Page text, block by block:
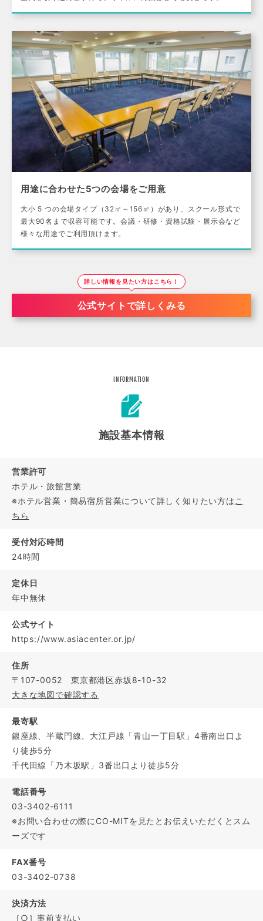
用途に合わせた5つの会場をご用意
大小 5 つの会場タイプ（32㎡～156㎡）があり、スクール形式で
最大90名まで収容可能です。会議・研修・資格試験・展示会など
様々な用途でご利用頂けます。
詳しい情報を見たい方はこちら！
公式サイトで詳しくみる
INFORMATION
施設基本情報
営業許可
ホテル・旅館営業
※ホテル営業・簡易宿所営業について詳しく知りたい方は こ
ちら
受付対応時間
24時間
定休日
年中無休
公式サイト
https://www.asiacenter.or.jp/
住所
〒107-0052 東京都港区赤坂8-10-32
大きな地図で確認する
最寄駅
銀座線、半蔵門線、大江戸線「青山一丁目駅」4番南出口よ
り徒歩5分
千代田線「乃木坂駅」3番出口より徒歩5分
電話番号
03-3402-6111
※お問い合わせの際にCO-MITを見たとお伝えいただくとスム
ーズです
FAX番号
03-3402-0738
決済方法
［○］事前支払い